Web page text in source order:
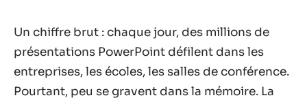
Un chiffre brut : chaque jour, des millions de
présentations PowerPoint défilent dans les
entreprises, les écoles, les salles de conférence.
Pourtant, peu se gravent dans la mémoire. La